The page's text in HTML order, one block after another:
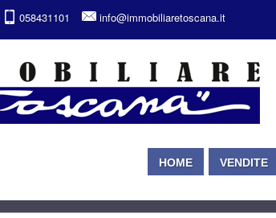
058431101 info@immobiliaretoscana.it
HOME VENDITE